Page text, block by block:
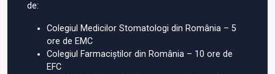
de:
Colegiul Medicilor Stomatologi din România – 5
ore de EMC
Colegiul Farmaciștilor din România – 10 ore de
EFC